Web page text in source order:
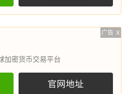
广告 X
加密货币交易平台
官网地址